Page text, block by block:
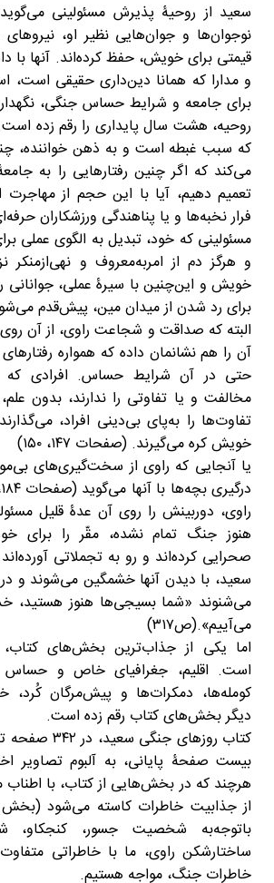
سعید از روحیۀ پذیرش مسئولینی
نوجوان‌ها و جوان‌هایی نظیر او،
قیمتی برای خویش، حفظ کرده‌اند. آنها
و مدارا که همانا دین‌داری حقیقی است،
برای جامعه و شرایط حساس جنگی،
که سبب غبطه است و به ذهن خواننده،
می‌کند که اگر چنین رفتارهایی را به
تعمیم دهیم، آیا با این حجم از مهاجرت
فرار نخبه‌ها و یا پناهندگی ورزشکاران
مسئولینی که خود، تبدیل به الگوی عملی
و هرگز دم از امربه‌معروف و نهی‌ازمنکر
خویش و این‌چنین با سیرۀ عملی، جوانانی
برای رد شدن از میدان مین، پیش‌قدم
البته که صداقت و شجاعت راوی، از آن
آن را هم نشانمان داده که همواره
حتی در آن شرایط حساس. افرادی
مخالفت و یا تفاوتی را ندارند، بدون
تفاوت‌ها را به‌پای بی‌دینی افراد،
خویش کره می‌گیرند. (صفحات ۱۴۷، ۱۵۰)
یا آنجایی که راوی از سخت‌گیری‌های
راوی، دوربینش را روی آن عدۀ قلیل
هنوز جنگ تمام نشده، مقّر را برای
صحرایی کرده‌اند و رو به تجملاتی
سعید، با دیدن آنها خشمگین می‌شوند و
می‌شنوند «شما بسیجی‌ها هنوز هستید،
می‌آییم».(ص۳۱۷)
اما یکی از جذاب‌ترین بخش‌های
است. اقلیم، جغرافیای خاص و حساس
کومله‌ها، دمکرات‌ها و پیش‌مرگان کُرد،
دیگر بخش‌های کتاب رقم زده است.
کتاب روزهای
بیست صفحۀ پایانی، به آلبوم تصاویر
هرچند که در بخش‌هایی از کتاب، با
باتوجه‌به شخصیت جسور،
ساختارشکن راوی، ما با خاطراتی
خاطرات جنگ، مواجه هستیم.